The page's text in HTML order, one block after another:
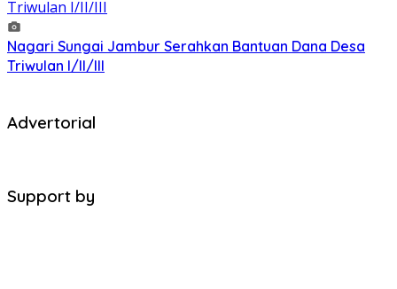
Nagari Sungai Jambur Serahkan Bantuan Dana Desa
Triwulan I/II/III
Advertorial
Support by